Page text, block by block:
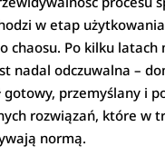
w etap
chaosu. Po kilku latach
nadal odczuwalna –
gotowy, przemyślany i
rozwiązań, które w
normą.